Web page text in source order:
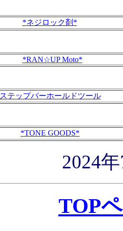
*ネジロック剤*
*RAN☆UP Moto*
ステップバーホールドツール
*TONE GOODS*
2024
TOP